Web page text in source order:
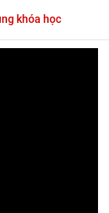
khóa học